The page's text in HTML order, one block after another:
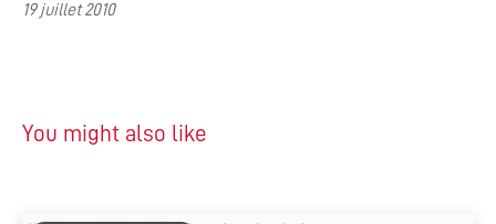
19 juillet 2010
You might also like